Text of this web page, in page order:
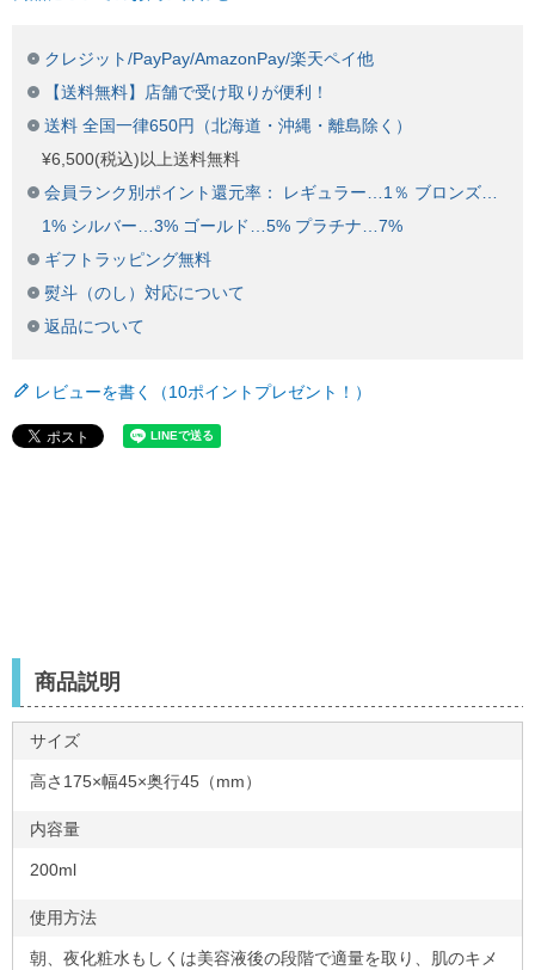
クレジット/PayPay/AmazonPay/楽天ペイ他
【送料無料】店舗で受け取りが便利！
送料 全国一律650円（北海道・沖縄・離島除く）
¥6,500(税込)以上送料無料
会員ランク別ポイント還元率： レギュラー…1％ ブロンズ…
1% シルバー…3% ゴールド…5% プラチナ…7%
ギフトラッピング無料
熨斗（のし）対応について
返品について
レビューを書く（10ポイントプレゼント！）
商品説明
サイズ
高さ175×幅45×奥行45（mm）
内容量
200ml
使用方法
朝、夜化粧水もしくは美容液後の段階で適量を取り、肌のキメ